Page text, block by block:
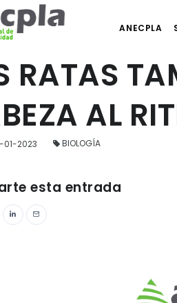
ANECPLA
RATAS
AL
01-2023 BIOLOGÍA
esta entrada